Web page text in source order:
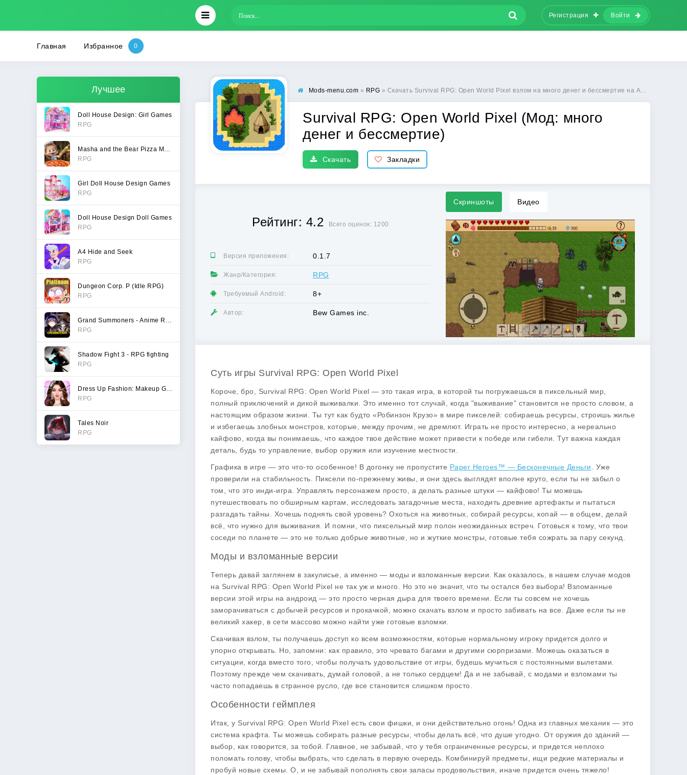
Регистрация Войти
Главная Избранное
Лучшее
Doll House Design: Girl Games
RPG
RPG
Girl Doll House Design Games
RPG
Doll House Design Doll Games
RPG
A4 Hide and Seek
RPG
Dungeon Corp. P (Idle RPG)
RPG
RPG
Shadow Fight 3 - RPG fighting
RPG
RPG
Tales Noir
RPG
Mods-menu.com » RPG » Скачать Survival RPG: Open World Pixel взлом на много денег и бессмертие на Андроид
Survival RPG: Open World Pixel (Мод: много
денег и бессмертие)
Скачать Закладки
Рейтинг: 4.2 Всего оценок: 1200
Версия приложения: 0.1.7
Жанр/Категория: RPG
Требуемый Android: 8+
Автор: Bew Games inc.
Скриншоты Видео
Суть игры Survival RPG: Open World Pixel
Короче, бро, Survival RPG: Open World Pixel — это такая игра, в которой ты погружаешься в пиксельный мир,
полный приключений и дикой выживалки. Это именно тот случай, когда "выживание" становится не просто словом, а
настоящим образом жизни. Ты тут как будто «Робинзон Крузо» в мире пикселей: собираешь ресурсы, строишь жилье
и избегаешь злобных монстров, которые, между прочим, не дремлют. Играть не просто интересно, а нереально
кайфово, когда вы понимаешь, что каждое твое действие может привести к победе или гибели. Тут важна каждая
деталь, будь то управление, выбор оружия или изучение местности.
Графика в игре — это что-то особенное! В догонку не пропустите Paper Heroes™️ — Бесконечные Деньги . Уже
проверили на стабильность. Пиксели по-прежнему живы, и они здесь выглядят вполне круто, если ты не забыл о
том, что это инди-игра. Управлять персонажем просто, а делать разные штуки — кайфово! Ты можешь
путешествовать по обширным картам, исследовать загадочные места, находить древние артефакты и пытаться
разгадать тайны. Хочешь поднять свой уровень? Охоться на животных, собирай ресурсы, копай — в общем, делай
всё, что нужно для выживания. И помни, что пиксельный мир полон неожиданных встреч. Готовься к тому, что твои
соседи по планете — это не только добрые животные, но и жуткие монстры, готовые тебя сожрать за пару секунд.
Моды и взломанные версии
Теперь давай заглянем в закулисье, а именно — моды и взломанные версии. Как оказалось, в нашем случае модов
на Survival RPG: Open World Pixel не так уж и много. Но это не значит, что ты остался без выбора! Взломанные
версии этой игры на андроид — это просто черная дыра для твоего времени. Если ты совсем не хочешь
заморачиваться с добычей ресурсов и прокачкой, можно скачать взлом и просто забивать на все. Даже если ты не
великий хакер, в сети массово можно найти уже готовые взломки.
Скачивая взлом, ты получаешь доступ ко всем возможностям, которые нормальному игроку придется долго и
упорно открывать. Но, запомни: как правило, это чревато багами и другими сюрпризами. Можешь оказаться в
ситуации, когда вместо того, чтобы получать удовольствие от игры, будешь мучиться с постоянными вылетами.
Поэтому прежде чем скачивать, думай головой, а не только сердцем! Да и не забывай, с модами и взломами ты
часто попадаешь в странное русло, где все становится слишком просто.
Особенности геймплея
Итак, у Survival RPG: Open World Pixel есть свои фишки, и они действительно огонь! Одна из главных механик — это
система крафта. Ты можешь собирать разные ресурсы, чтобы делать всё, что душе угодно. От оружия до зданий —
выбор, как говорится, за тобой. Главное, не забывай, что у тебя ограниченные ресурсы, и придется неплохо
поломать голову, чтобы выбрать, что сделать в первую очередь. Комбинируй предметы, ищи редкие материалы и
пробуй новые схемы. О, и не забывай пополнять свои запасы продовольствия, иначе придется очень тяжело!